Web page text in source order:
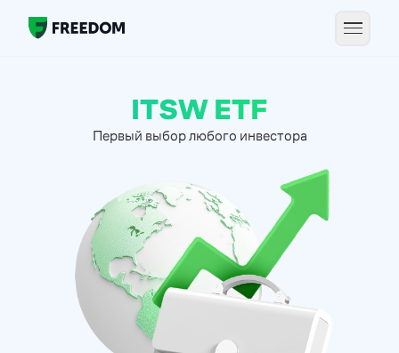
ITSW ETF
Первый выбор любого инвестора